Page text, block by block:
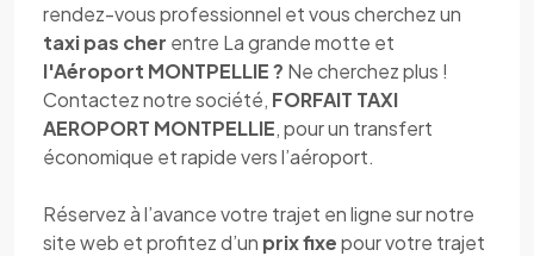
rendez-vous professionnel et vous cherchez un
taxi pas cher entre La grande motte et
l'Aéroport MONTPELLIE ? Ne cherchez plus !
Contactez notre société, FORFAIT TAXI
AEROPORT MONTPELLIE, pour un transfert
économique et rapide vers l’aéroport.
Réservez à l’avance votre trajet en ligne sur notre
site web et profitez d’un prix fixepour votre trajet